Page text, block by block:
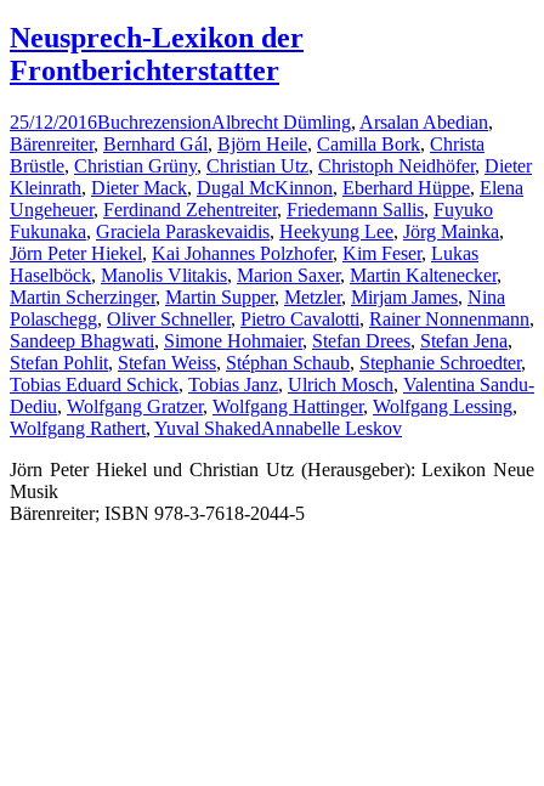
Neusprech-Lexikon der
Frontberichterstatter
25/12/2016BuchrezensionAlbrecht Dümling, Arsalan Abedian,
Bärenreiter, Bernhard Gál, Björn Heile, Camilla Bork, Christa
Brüstle, Christian Grüny, Christian Utz, Christoph Neidhöfer, Dieter
Kleinrath, Dieter Mack, Dugal McKinnon, Eberhard Hüppe, Elena
Ungeheuer, Ferdinand Zehentreiter, Friedemann Sallis, Fuyuko
Fukunaka, Graciela Paraskevaidis, Heekyung Lee, Jörg Mainka,
Jörn Peter Hiekel, Kai Johannes Polzhofer, Kim Feser, Lukas
Haselböck, Manolis Vlitakis, Marion Saxer, Martin Kaltenecker,
Martin Scherzinger, Martin Supper, Metzler, Mirjam James, Nina
Polaschegg, Oliver Schneller, Pietro Cavalotti, Rainer Nonnenmann,
Sandeep Bhagwati, Simone Hohmaier, Stefan Drees, Stefan Jena,
Stefan Pohlit, Stefan Weiss, Stéphan Schaub, Stephanie Schroedter,
Tobias Eduard Schick, Tobias Janz, Ulrich Mosch, Valentina Sandu-
Dediu, Wolfgang Gratzer, Wolfgang Hattinger, Wolfgang Lessing,
Wolfgang Rathert, Yuval ShakedAnnabelle Leskov
Jörn Peter Hiekel und Christian Utz (Herausgeber): Lexikon Neue
Musik
Bärenreiter; ISBN 978-3-7618-2044-5